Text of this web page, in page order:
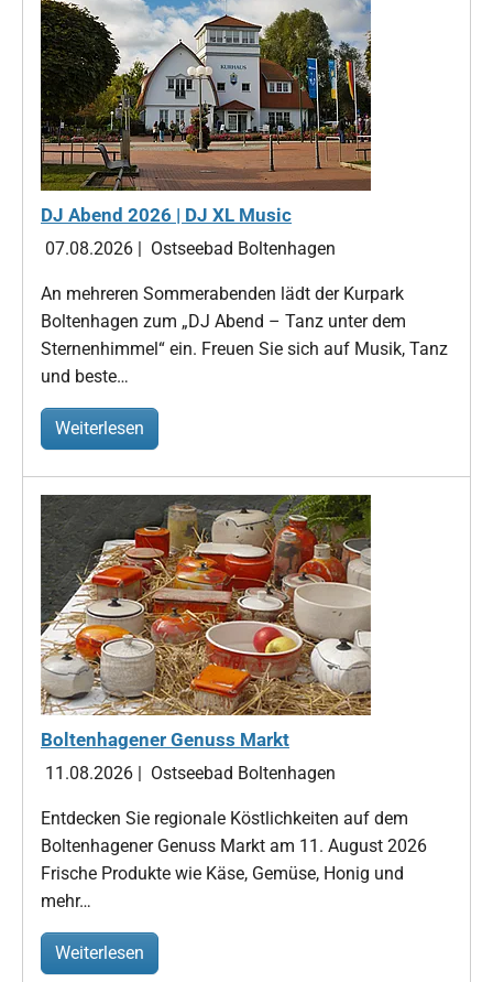
DJ Abend 2026 | DJ XL Music
07.08.2026 | Ostseebad Boltenhagen
An mehreren Sommerabenden lädt der Kurpark
Boltenhagen zum „DJ Abend – Tanz unter dem
Sternenhimmel“ ein. Freuen Sie sich auf Musik, Tanz
und beste…
Weiterlesen
Boltenhagener Genuss Markt
11.08.2026 | Ostseebad Boltenhagen
Entdecken Sie regionale Köstlichkeiten auf dem
Boltenhagener Genuss Markt am 11. August 2026
Frische Produkte wie Käse, Gemüse, Honig und
mehr…
Weiterlesen